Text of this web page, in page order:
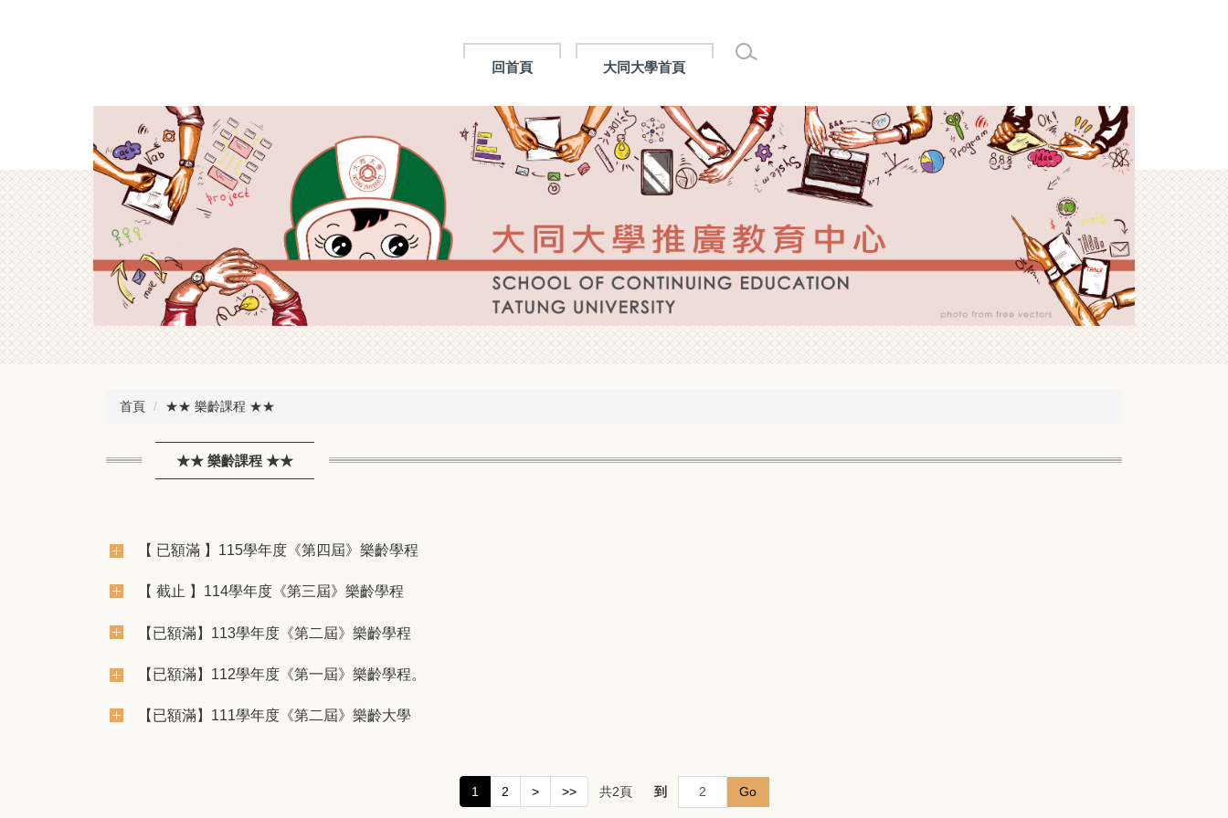
回首頁 大同大學首頁
首頁 ★★ 樂齡課程 ★★
★★ 樂齡課程 ★★
【 已額滿 】115學年度《第四屆》樂齡學程
【 截止 】114學年度《第三屆》樂齡學程
【已額滿】113學年度《第二屆》樂齡學程
【已額滿】112學年度《第一屆》樂齡學程。
【已額滿】111學年度《第二屆》樂齡大學
1 2 > >> 共2頁 到 Go